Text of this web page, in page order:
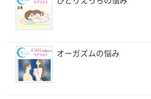
オーガズムの悩み